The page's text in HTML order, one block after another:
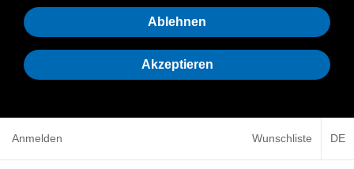
Ablehnen
Akzeptieren
Anmelden Wunschliste DE